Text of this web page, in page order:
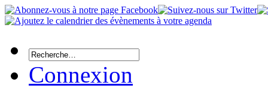
Connexion